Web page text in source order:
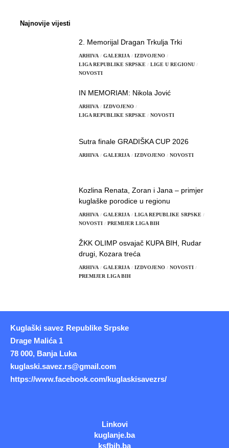
Najnovije vijesti
2. Memorijal Dragan Trkulja Trki
ARHIVA GALERIJA
IZDVOJENO
LIGA REPUBLIKE SRPSKE
LIGE U REGIONU
NOVOSTI
IN MEMORIAM: Nikola Jović
ARHIVA
IZDVOJENO
LIGA REPUBLIKE SRPSKE
NOVOSTI
Sutra finale GRADIŠKA CUP 2026
ARHIVA GALERIJA IZDVOJENO NOVOSTI
Kozlina Renata, Zoran i Jana – primjer
kuglaške porodice u regionu
ARHIVA GALERIJA
LIGA REPUBLIKE SRPSKE
NOVOSTI
PREMIJER LIGA BIH
ŽKK OLIMP osvajač KUPA BIH, Rudar
drugi, Kozara treća
ARHIVA GALERIJA IZDVOJENO
NOVOSTI
PREMIJER LIGA BIH
Kuglaški savez Republike Srpske
Drage Malića 1
78 000, Banja Luka
kuglaski.savez.rs@gmail.com
https://www.facebook.com/kuglaskisavezrs/
Linkovi
kuglanje.ba
ksfbih.ba